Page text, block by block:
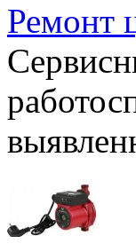
Ремонт